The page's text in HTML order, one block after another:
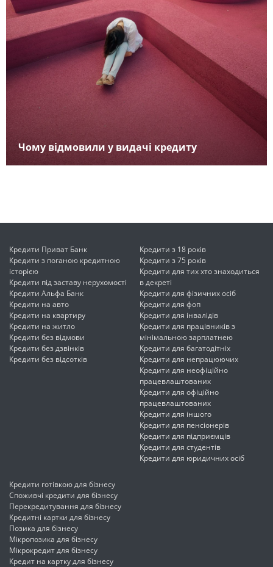
Чому відмовили у видачі кредиту
Кредити Приват Банк
Кредити з поганою кредитною
історією
Кредити під заставу нерухомості
Кредити Альфа Банк
Кредити на авто
Кредити на квартиру
Кредити на житло
Кредити без відмови
Кредити без дзвінків
Кредити без відсотків
Кредити з 18 років
Кредити з 75 років
Кредити для тих хто знаходиться
в декреті
Кредити для фізичних осіб
Кредити для фоп
Кредити для інвалідів
Кредити для працівників з
мінімальною зарплатнею
Кредити для багатодітніх
Кредити для непрацюючих
Кредити для неофіційно
працевлаштованих
Кредити для офіційно
працевлаштованих
Кредити для іншого
Кредити для пенсіонерів
Кредити для підприємців
Кредити для студентів
Кредити для юридичних осіб
Кредити готівкою для бізнесу
Споживчі кредити для бізнесу
Перекредитування для бізнесу
Кредитні картки для бізнесу
Позика для бізнесу
Мікропозика для бізнесу
Мікрокредит для бізнесу
Кредит на картку для бізнесу